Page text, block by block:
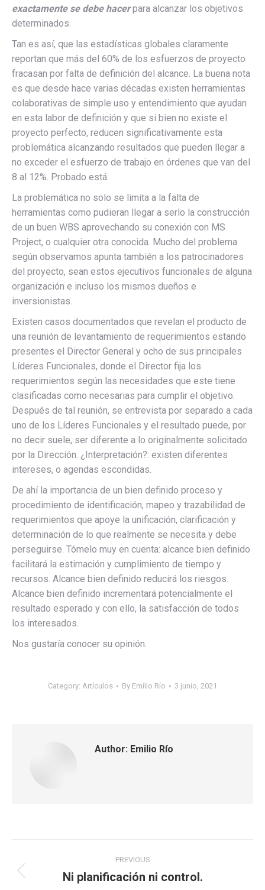
exactamente se debe hacerpara alcanzar los objetivos
determinados.
Tan es así, que las estadísticas globales claramente
reportan que más del 60% de los esfuerzos de proyecto
fracasan por falta de definición del alcance. La buena nota
es que desde hace varias décadas existen herramientas
colaborativas de simple uso y entendimiento que ayudan
en esta labor de definición y que si bien no existe el
proyecto perfecto, reducen significativamente esta
problemática alcanzando resultados que pueden llegar a
no exceder el esfuerzo de trabajo en órdenes que van del
8 al 12%. Probado está.
La problemática no solo se limita a la falta de
herramientas como pudieran llegar a serlo la construcción
de un buen WBS aprovechando su conexión con MS
Project, o cualquier otra conocida. Mucho del problema
según observamos apunta también a los patrocinadores
del proyecto, sean estos ejecutivos funcionales de alguna
organización e incluso los mismos dueños e
inversionistas.
Existen casos documentados que revelan el producto de
una reunión de levantamiento de requerimientos estando
presentes el Director General y ocho de sus principales
Líderes Funcionales, donde el Director fija los
requerimientos según las necesidades que este tiene
clasificadas como necesarias para cumplir el objetivo.
Después de tal reunión, se entrevista por separado a cada
uno de los Líderes Funcionales y el resultado puede, por
no decir suele, ser diferente a lo originalmente solicitado
por la Dirección. ¿Interpretación?: existen diferentes
intereses, o agendas escondidas.
De ahí la importancia de un bien definido proceso y
procedimiento de identificación, mapeo y trazabilidad de
requerimientos que apoye la unificación, clarificación y
determinación de lo que realmente se necesita y debe
perseguirse. Tómelo muy en cuenta: alcance bien definido
facilitará la estimación y cumplimiento de tiempo y
recursos. Alcance bien definido reducirá los riesgos.
Alcance bien definido incrementará potencialmente el
resultado esperado y con ello, la satisfacción de todos
los interesados.
Nos gustaría conocer su opinión.
Category: Artículos By Emilio Río 3 junio, 2021
Author: Emilio Río
navigation
PREVIOUS
Previous
Ni planificación ni control.